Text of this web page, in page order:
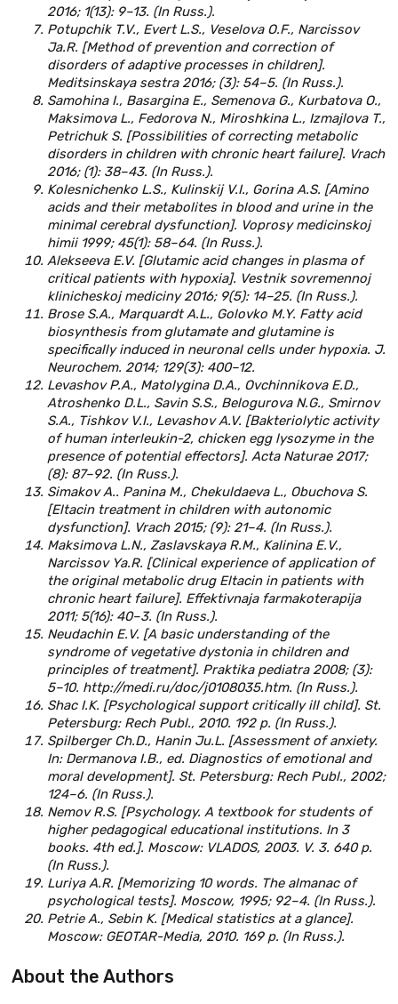
2016; 1(13): 9–13. (In Russ.).
Potupchik T.V., Evert L.S., Veselova O.F., Narcissov
Ja.R. [Method of prevention and correction of
disorders of adaptive processes in children].
Meditsinskaya sestra 2016; (3): 54–5. (In Russ.).
Samohina I., Basargina Е., Semenova G., Kurbatova О.,
Maksimova L., Fedorova N., Miroshkina L., Izmajlova T.,
Petrichuk S. [Possibilities of correcting metabolic
disorders in children with chronic heart failure]. Vrach
2016; (1): 38–43. (In Russ.).
Kolesnichenko L.S., Kulinskij V.I., Gorina A.S. [Amino
acids and their metabolites in blood and urine in the
minimal cerebral dysfunction]. Voprosy medicinskoj
himii 1999; 45(1): 58–64. (In Russ.).
Alekseeva E.V. [Glutamic acid changes in plasma of
critical patients with hypoxia]. Vestnik sovremennoj
klinicheskoj mediciny 2016; 9(5): 14–25. (In Russ.).
Brose S.A., Marquardt A.L., Golovko M.Y. Fatty acid
biosynthesis from glutamate and glutamine is
specifically induced in neuronal cells under hypoxia. J.
Neurochem. 2014; 129(3): 400–12.
Levashov P.A., Matolygina D.A., Ovchinnikova E.D.,
Atroshenko D.L., Savin S.S., Belogurova N.G., Smirnov
S.A., Tishkov V.I., Levashov A.V. [Bakteriolytic activity
of human interleukin-2, chicken egg lysozyme in the
presence of potential effectors]. Acta Naturae 2017;
(8): 87–92. (In Russ.).
Simakov А.. Panina М., Chekuldaeva L., Obuchova S.
[Eltacin treatment in children with autonomic
dysfunction]. Vrach 2015; (9): 21–4. (In Russ.).
Maksimova L.N., Zaslavskaya R.М., Kalinina Е.V.,
Narcissov Ya.R. [Clinical experience of application of
the original metabolic drug Eltacin in patients with
chronic heart failure]. Effektivnaja farmakoterapija
2011; 5(16): 40–3. (In Russ.).
Neudachin Е.V. [A basic understanding of the
syndrome of vegetative dystonia in children and
principles of treatment]. Praktika pediatra 2008; (3):
5–10. http://medi.ru/doc/j0108035.htm. (In Russ.).
Shac I.K. [Psychological support critically ill child]. St.
Petersburg: Rech Publ., 2010. 192 p. (In Russ.).
Spilberger Ch.D., Hanin Ju.L. [Assessment of anxiety.
In: Dermanova I.B., ed. Diagnostics of emotional and
moral development]. St. Petersburg: Rech Publ., 2002;
124–6. (In Russ.).
Nemov R.S. [Psychology. A textbook for students of
higher pedagogical educational institutions. In 3
books. 4th ed.]. Мoscow: VLADOS, 2003. V. 3. 640 p.
(In Russ.).
Luriya A.R. [Memorizing 10 words. The almanac of
psychological tests]. Мoscow, 1995; 92–4. (In Russ.).
Petrie A., Sebin K. [Medical statistics at a glance].
Мoscow: GEOTAR-Media, 2010. 169 p. (In Russ.).
About the Authors